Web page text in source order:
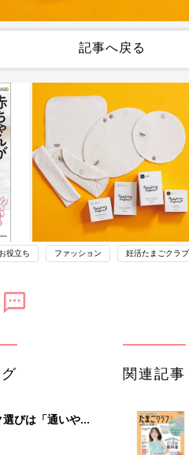
記事へ戻る
役立ち ファッション 妊活たまごクラブ
びは「通いやす
重要3カ条っ
関連記事